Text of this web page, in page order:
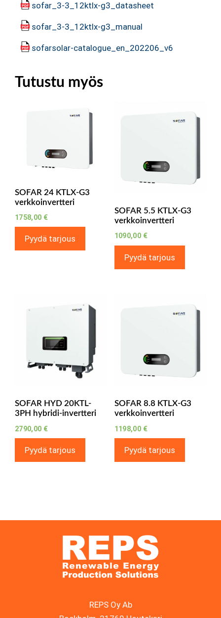
sofar_3-3_12ktlx-g3_datasheet
sofar_3-3_12ktlx-g3_manual
sofarsolar-catalogue_en_202206_v6
Tutustu myös
SOFAR 24 KTLX-G3
verkkoinvertteri
1758,00 €
Pyydä tarjous
SOFAR 5.5 KTLX-G3
verkkoinvertteri
1090,00 €
Pyydä tarjous
SOFAR HYD 20KTL-
3PH hybridi-invertteri
2790,00 €
Pyydä tarjous
SOFAR 8.8 KTLX-G3
verkkoinvertteri
1198,00 €
Pyydä tarjous
REPS Oy Ab